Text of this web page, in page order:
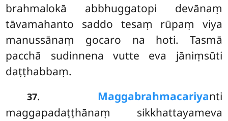
brahmalokā abbhuggatopi devānaṃ
tāvamahanto saddo tesaṃ rūpaṃ viya
manussānaṃ gocaro na hoti. Tasmā
pacchā sudinnena vutte eva jāniṃsūti
daṭṭhabbaṃ.
37. Maggabrahmacariyanti
maggapadaṭṭhānaṃ sikkhattayameva